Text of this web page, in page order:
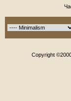
Copyright